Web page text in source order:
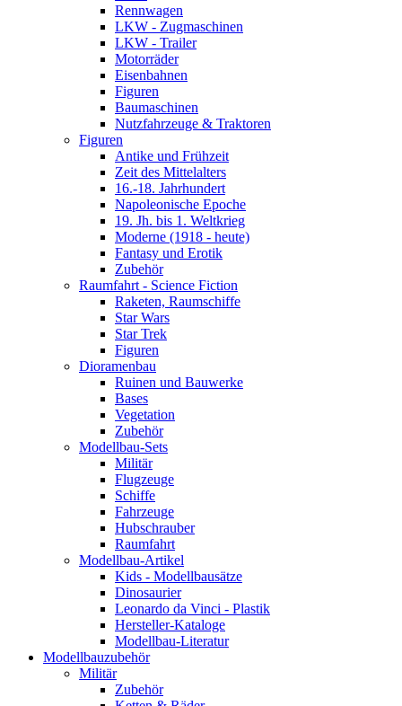
Rennwagen
LKW - Zugmaschinen
LKW - Trailer
Motorräder
Eisenbahnen
Figuren
Baumaschinen
Nutzfahrzeuge & Traktoren
Figuren
Antike und Frühzeit
Zeit des Mittelalters
16.-18. Jahrhundert
Napoleonische Epoche
19. Jh. bis 1. Weltkrieg
Moderne (1918 - heute)
Fantasy und Erotik
Zubehör
Raumfahrt - Science Fiction
Raketen, Raumschiffe
Star Wars
Star Trek
Figuren
Dioramenbau
Ruinen und Bauwerke
Bases
Vegetation
Zubehör
Modellbau-Sets
Militär
Flugzeuge
Schiffe
Fahrzeuge
Hubschrauber
Raumfahrt
Modellbau-Artikel
Kids - Modellbausätze
Dinosaurier
Leonardo da Vinci - Plastik
Hersteller-Kataloge
Modellbau-Literatur
Modellbauzubehör
Militär
Zubehör